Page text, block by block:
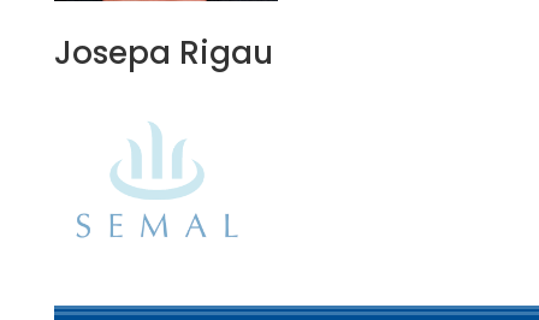
Josepa Rigau